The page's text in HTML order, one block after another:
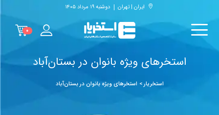
ایران | تهران دوشنبه ۱۹ مرداد ۱۴۰۵
۰
استخرهای ویژه بانوان در بستان‌آباد
استخریار> استخرهای ویژه بانوان در بستان‌آباد